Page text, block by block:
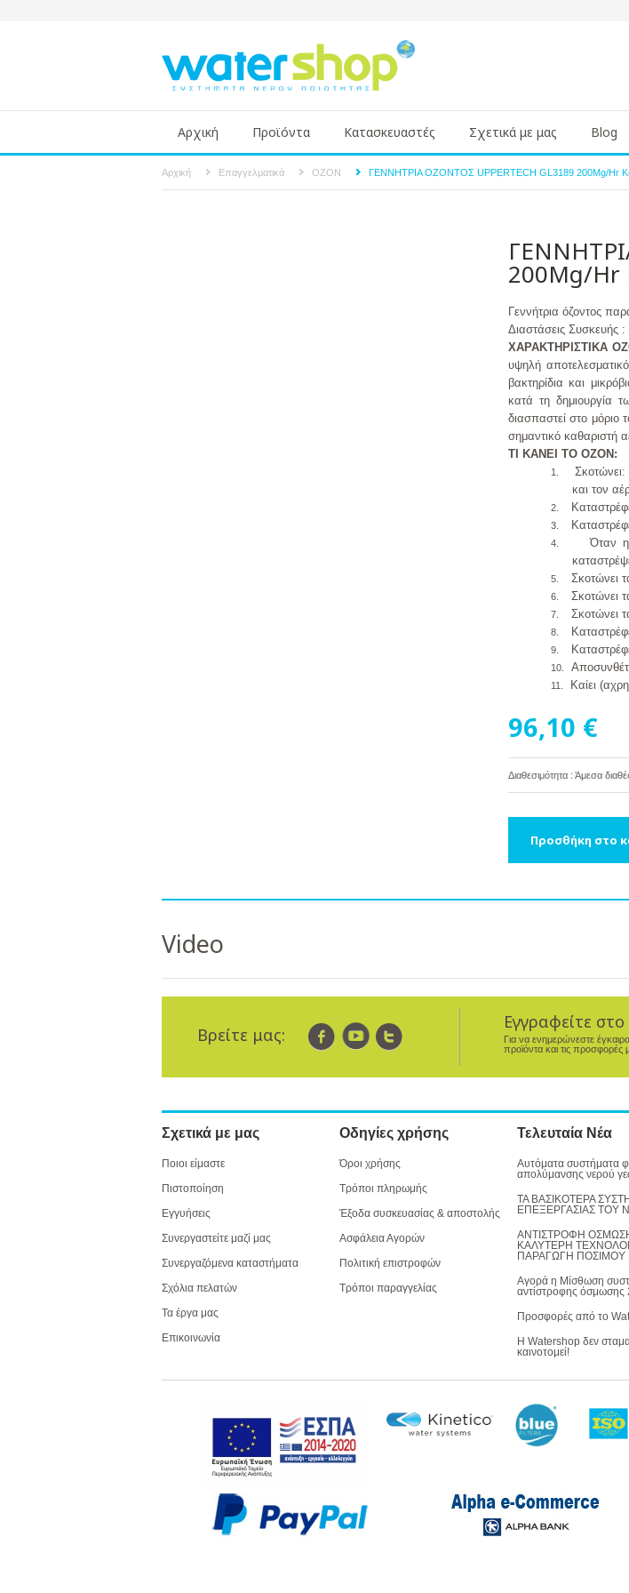
Αρχική Προϊόντα Κατασκευαστές Σχετικά με μας Blog
Αρχική Επαγγελματικά ΟΖΟΝ ΓΕΝΝΗΤΡΙΑ ΟΖΟΝΤΟΣ UPPERTECH GL3189 200Mg/Hr
200Mg/Hr
Γεννήτρια όζοντος
Διαστάσεις Συσκευής
ΧΑΡΑΚΤΗΡΙΣΤΙΚΑ
υψηλή
βακτηρίδια και
κατά τη δημιουργία
διασπαστεί στο μόριο
σημαντικό καθαριστή
ΤΙ ΚΑΝΕΙ ΤΟ ΟΖΟΝ :
1.
και τον
2.
3.
4.
Όταν η
5. Σκοτώνει
6. Σκοτώνει
7. Σκοτώνει
8.
9.
10.
11. Καίει
96,10 €
Διαθεσιμότητα : Άμεσα
Προσθήκη στο
Video
Βρείτε μας:
Εγγραφείτε
Για να ενημερώνεστε
προϊόντα και τις προσφορές
Σχετικά με μας
Ποιοι είμαστε
Πιστοποίηση
Εγγυήσεις
Συνεργαστείτε μαζί μας
Συνεργαζόμενα καταστήματα
Σχόλια πελατών
Τα έργα μας
Επικοινωνία
Οδηγίες χρήσης
Όροι χρήσης
Τρόποι πληρωμής
Έξοδα συσκευασίας & αποστολής
Ασφάλεια Αγορών
Πολιτική επιστροφών
Τρόποι παραγγελίας
Τελευταία Νέα
Αυτόματα συστήματα
απολύμανσης νερού
ΤΑ ΒΑΣΙΚΟΤΕΡΑ
ΕΠΕΞΕΡΓΑΣΙΑΣ ΤΟΥ
ΑΝΤΙΣΤΡΟΦΗ
ΚΑΛΥΤΕΡΗ
ΠΑΡΑΓΩΓΗ
Αγορά η Μίσθωση
αντίστροφης όσμωσης
Προσφορές από το
Η Watershop δεν
καινοτομεί!